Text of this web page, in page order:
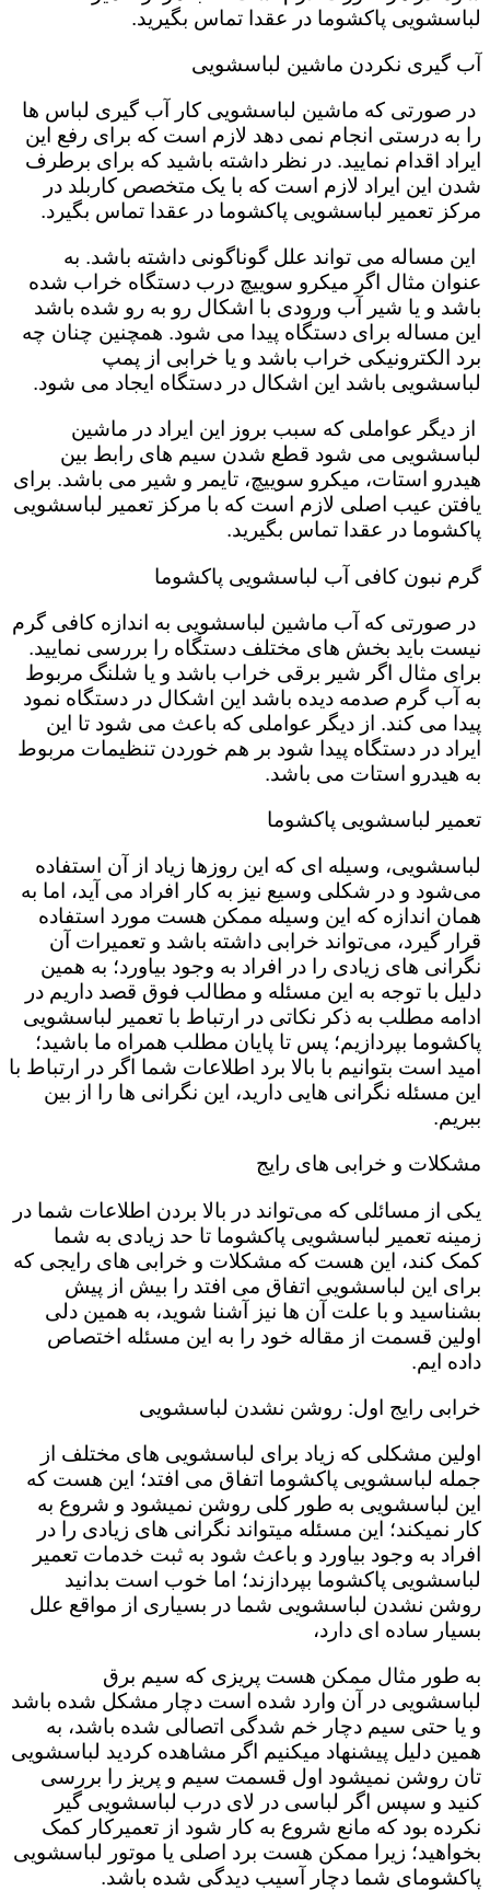
لباسشویی پاکشوما در عقدا تماس بگیرید.
آب گیری نکردن ماشین لباسشویی
در صورتی که ماشین لباسشویی کار آب گیری لباس ها
را به درستی انجام نمی دهد لازم است که برای رفع این
ایراد اقدام نمایید. در نظر داشته باشید که برای برطرف
شدن این ایراد لازم است که با یک متخصص کاربلد در
مرکز تعمیر لباسشویی پاکشوما در عقدا تماس بگیرد.
این مساله می تواند علل گوناگونی داشته باشد. به
عنوان مثال اگر میکرو سوییچ درب دستگاه خراب شده
باشد و یا شیر آب ورودی با اشکال رو به رو شده باشد
این مساله برای دستگاه پیدا می شود. همچنین چنان چه
برد الکترونیکی خراب باشد و یا خرابی از پمپ
لباسشویی باشد این اشکال در دستگاه ایجاد می شود.
از دیگر عواملی که سبب بروز این ایراد در ماشین
لباسشویی می شود قطع شدن سیم های رابط بین
هیدرو استات، میکرو سوییچ، تایمر و شیر می باشد. برای
یافتن عیب اصلی لازم است که با مرکز تعمیر لباسشویی
پاکشوما در عقدا تماس بگیرید.
گرم نبون کافی آب لباسشویی پاکشوما
در صورتی که آب ماشین لباسشویی به اندازه کافی گرم
نیست باید بخش های مختلف دستگاه را بررسی نمایید.
برای مثال اگر شیر برقی خراب باشد و یا شلنگ مربوط
به آب گرم صدمه دیده باشد این اشکال در دستگاه نمود
پیدا می کند. از دیگر عواملی که باعث می شود تا این
ایراد در دستگاه پیدا شود بر هم خوردن تنظیمات مربوط
به هیدرو استات می باشد.
تعمیر لباسشویی پاکشوما
لباسشویی، وسیله ای که این روزها زیاد از آن استفاده
می‌شود و در شکلی وسیع نیز به کار افراد می آید، اما به
همان اندازه که این وسیله ممکن هست مورد استفاده
قرار گیرد، می‌تواند خرابی داشته باشد و تعمیرات آن
نگرانی های زیادی را در افراد به وجود بیاورد؛ به همین
دلیل با توجه به این مسئله و مطالب فوق قصد داریم در
ادامه مطلب به ذکر نکاتی در ارتباط با تعمیر لباسشویی
پاکشوما بپردازیم؛ پس تا پایان مطلب همراه ما باشید؛
امید است بتوانیم با بالا برد اطلاعات شما اگر در ارتباط با
این مسئله نگرانی هایی دارید، این نگرانی ها را از بین
ببریم.
مشکلات و خرابی های رایج
یکی از مسائلی که می‌تواند در بالا بردن اطلاعات شما در
زمینه تعمیر لباسشویی پاکشوما تا حد زیادی به شما
کمک کند، این هست که مشکلات و خرابی های رایجی که
برای این لباسشویی اتفاق می افتد را بیش از پیش
بشناسید و با علت آن ها نیز آشنا شوید، به همین دلی
اولین قسمت از مقاله خود را به این مسئله اختصاص
داده ایم.
خرابی رایج اول: روشن نشدن لباسشویی
اولین مشکلی که زیاد برای لباسشویی های مختلف از
جمله لباسشویی پاکشوما اتفاق می افتد؛ این هست که
این لباسشویی به طور کلی روشن نمیشود و شروع به
کار نمیکند؛ این مسئله میتواند نگرانی های زیادی را در
افراد به وجود بیاورد و باعث شود به ثبت خدمات تعمیر
لباسشویی پاکشوما بپردازند؛ اما خوب است بدانید
روشن نشدن لباسشویی شما در بسیاری از مواقع علل
بسیار ساده ای دارد،
به طور مثال ممکن هست پریزی که سیم برق
لباسشویی در آن وارد شده است دچار مشکل شده باشد
و یا حتی سیم دچار خم شدگی اتصالی شده باشد، به
همین دلیل پیشنهاد میکنیم اگر مشاهده کردید لباسشویی
تان روشن نمیشود اول قسمت سیم و پریز را بررسی
کنید و سپس اگر لباسی در لای درب لباسشویی گیر
نکرده بود که مانع شروع به کار شود از تعمیرکار کمک
بخواهید؛ زیرا ممکن هست برد اصلی یا موتور لباسشویی
پاکشومای شما دچار آسیب دیدگی شده باشد.